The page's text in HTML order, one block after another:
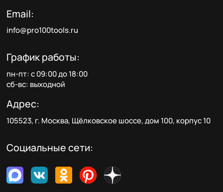
Email:
info@pro100tools.ru
График работы:
пн-пт: с 09:00 до 18:00
сб-вс: выходной
Адрес:
105523, г. Москва, Щёлковское шоссе, дом 100, корпус 10
Социальные сети: